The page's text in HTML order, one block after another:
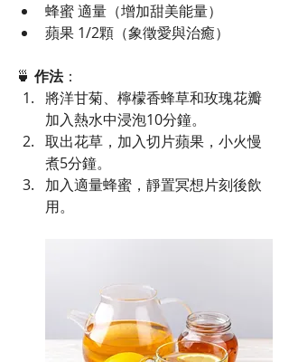
蜂蜜 適量（增加甜美能量）
蘋果 1/2顆（象徵愛與治癒）
🍵 作法：
將洋甘菊、檸檬香蜂草和玫瑰花瓣
加入熱水中浸泡10分鐘。
取出花草，加入切片蘋果，小火慢
煮5分鐘。
加入適量蜂蜜，靜置冥想片刻後飲
用。